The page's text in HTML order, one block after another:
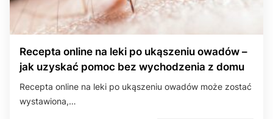
Recepta online na leki po ukąszeniu owadów –
jak uzyskać pomoc bez wychodzenia z domu
Recepta online na leki po ukąszeniu owadów może zostać
wystawiona,…